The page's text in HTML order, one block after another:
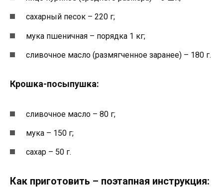
сахарный песок – 220 г;
мука пшеничная – порядка 1 кг;
сливочное масло (размягченное заранее) – 180 г.
Крошка-посыпушка:
сливочное масло – 80 г;
мука – 150 г;
сахар – 50 г.
Как приготовить – поэтапная инструкция: